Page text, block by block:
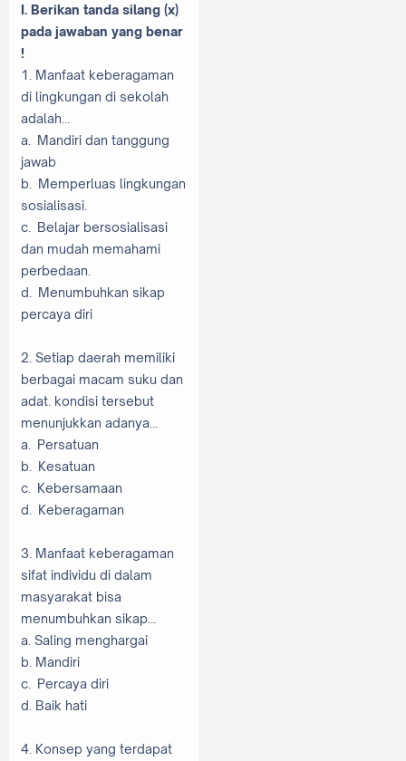
I. Berikan tanda silang (x)
pada jawaban yang benar
!
1. Manfaat keberagaman
di lingkungan di sekolah
adalah…
a. Mandiri dan tanggung
jawab
b. Memperluas lingkungan
sosialisasi.
c. Belajar bersosialisasi
dan mudah memahami
perbedaan.
d. Menumbuhkan sikap
percaya diri
2. Setiap daerah memiliki
berbagai macam suku dan
adat. kondisi tersebut
menunjukkan adanya…
a. Persatuan
b. Kesatuan
c. Kebersamaan
d. Keberagaman
3. Manfaat keberagaman
sifat individu di dalam
masyarakat bisa
menumbuhkan sikap…
a. Saling menghargai
b. Mandiri
c. Percaya diri
d. Baik hati
4. Konsep yang terdapat